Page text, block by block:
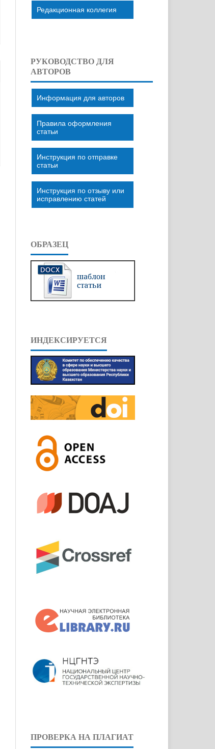
Редакционная коллегия
РУКОВОДСТВО ДЛЯ
АВТОРОВ
Информация для авторов
Правила оформления
статьи
Инструкция по отправке
статьи
Инструкция по отзыву или
исправлению статей
ОБРАЗЕЦ
ИНДЕКСИРУЕТСЯ
ПРОВЕРКА НА ПЛАГИАТ